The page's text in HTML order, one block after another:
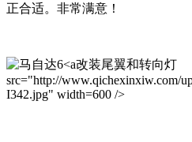
正合适。非常满意！
改装尾翼和转向灯
src="http://www.qichexinxiw.com/
I342.jpg" width=600 />